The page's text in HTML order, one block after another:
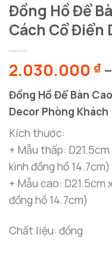
Đồng Hồ Để
Cách Cổ Điển
2.030.000 ₫ –
Đồng Hồ Để Bàn
Decor Phòng Khách
Kích thước:
+ Mẫu thấp:
kình đồng hồ 14.7cm)
+ Mẫu cao: D21.5cm
đồng hồ 14.7cm)
Chất liệu: đồng